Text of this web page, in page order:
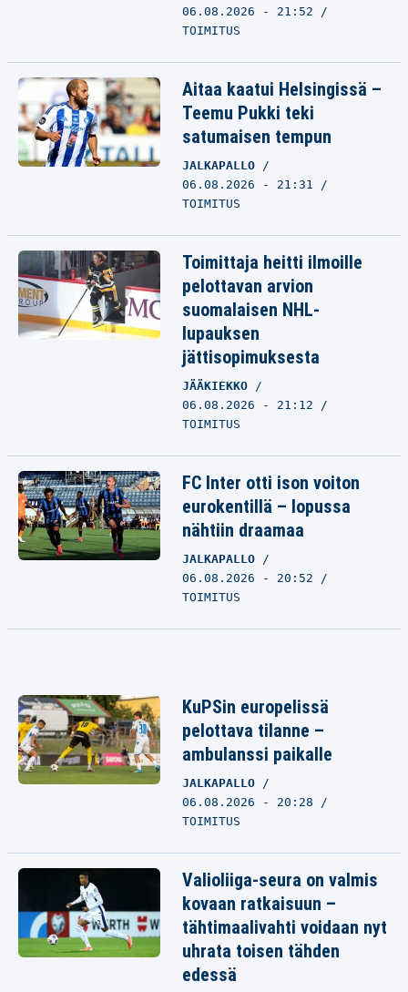
06.08.2026 - 21:52
TOIMITUS
Aitaa kaatui Helsingissä –
Teemu Pukki teki
satumaisen tempun
JALKAPALLO
06.08.2026 - 21:31
TOIMITUS
Toimittaja heitti ilmoille
pelottavan arvion
suomalaisen NHL-
lupauksen
jättisopimuksesta
JÄÄKIEKKO
06.08.2026 - 21:12
TOIMITUS
FC Inter otti ison voiton
eurokentillä – lopussa
nähtiin draamaa
JALKAPALLO
06.08.2026 - 20:52
TOIMITUS
KuPSin europelissä
pelottava tilanne –
ambulanssi paikalle
JALKAPALLO
06.08.2026 - 20:28
TOIMITUS
Valioliiga-seura on valmis
kovaan ratkaisuun –
tähtimaalivahti voidaan nyt
uhrata toisen tähden
edessä